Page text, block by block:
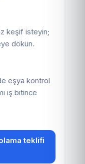
keşif isteyin;
dökün.
eşya kontrol
iş bitince
teklifi